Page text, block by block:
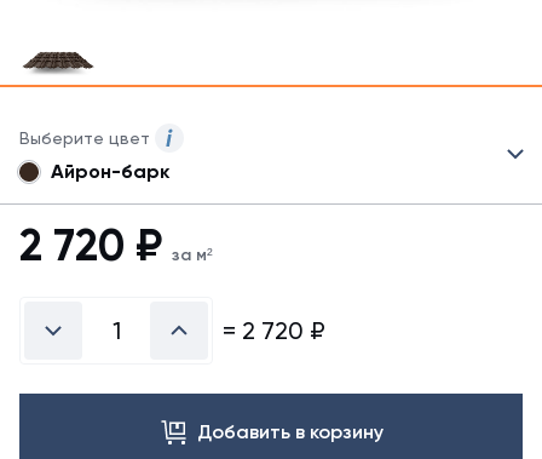
Выберите цвет
Для
данного
товара
могут
цвета.
Для
заказа
Айрон-барк
2 720 ₽ за м²
= 2 720 ₽
Добавить в корзину